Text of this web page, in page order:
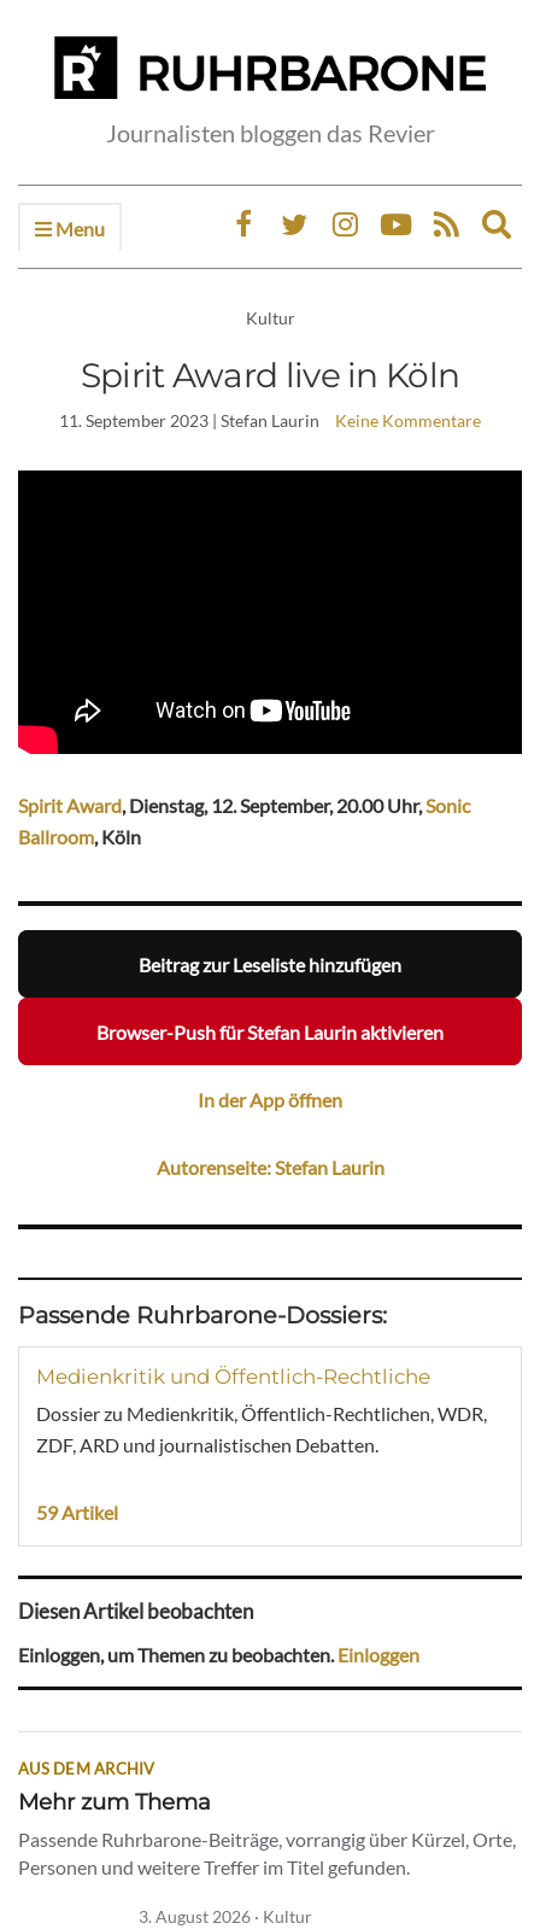
Journalisten bloggen das Revier
Menu
Kultur
Spirit Award live in Köln
11. September 2023 | Stefan Laurin Keine Kommentare
Spirit Award, Dienstag, 12. September, 20.00 Uhr,Sonic
Ballroom, Köln
Beitrag zur Leseliste hinzufügen
Browser-Push für Stefan Laurin aktivieren
In der App öffnen
Autorenseite: Stefan Laurin
Passende Ruhrbarone-Dossiers:
Medienkritik und Öffentlich-Rechtliche
Dossier zu Medienkritik, Öffentlich-Rechtlichen, WDR,
ZDF, ARD und journalistischen Debatten.
59 Artikel
Diesen Artikel beobachten
Einloggen, um Themen zu beobachten. Einloggen
AUS DEM ARCHIV
Mehr zum Thema
Passende Ruhrbarone-Beiträge, vorrangig über Kürzel, Orte,
Personen und weitere Treffer im Titel gefunden.
3. August 2026 · Kultur